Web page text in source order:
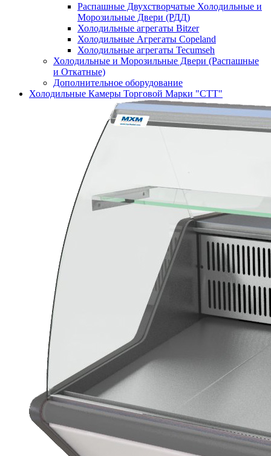
Распашные Двухстворчатые Холодильные и
Морозильные Двери (РДД)
Холодильные агрегаты Bitzer
Холодильные Агрегаты Copeland
Холодильные агрегаты Tecumseh
Холодильные и Морозильные Двери (Распашные
и Откатные)
Дополнительное оборудование
Холодильные Камеры Торговой Марки "СТТ"